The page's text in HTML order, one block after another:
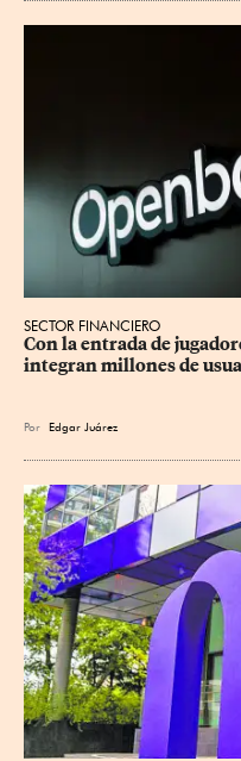
SECTOR FINANCIERO
Con la entrada de
integran millones de
Por Edgar Juárez